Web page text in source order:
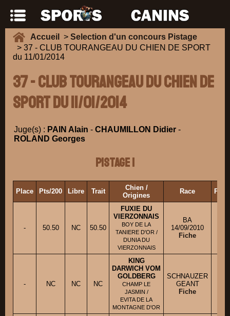
Accueil > Selection d'un concours Pistage
> 37 - CLUB TOURANGEAU DU CHIEN DE SPORT
du 11/01/2014
37 - CLUB TOURANGEAU DU CHIEN DE
SPORT du 11/01/2014
Juge(s) : PAIN Alain - CHAUMILLON Didier -
ROLAND Georges
Pistage 1
Place Pts/200 Libre Trait
Chien /
Origines
Race
- 50.50 NC 50.50
FUXIE DU
VIERZONNAIS
BOY DE LA
TANIERE D'OR /
DUNIA DU
VIERZONNAIS
BA
14/09/2010
Fiche
- NC NC NC
KING
DARWICH VOM
GOLDBERG
CHAMP LE
JASMIN /
EVITA DE LA
MONTAGNE D'OR
SCHNAUZER
GEANT
Fiche